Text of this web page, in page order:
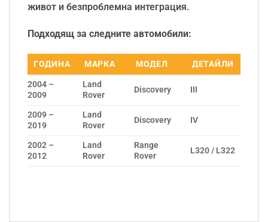
живот и безпроблемна интеграция.
Подходящ за следните автомобили:
ГОДИНА МАРКА МОДЕЛ
ДЕТАЙЛИ
2004 –
2009
Land
Rover
Discovery III
2009 –
2019
Land
Rover
Discovery IV
2002 –
2012
Land
Rover
Range
Rover
L320 / L322